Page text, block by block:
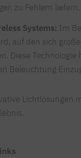
zu Fehlern liefern.
Systems: Im
auf den sich
Diese
Beleuchtung
Lichtlösungen